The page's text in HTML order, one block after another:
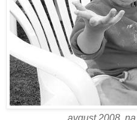
avgust 2008,